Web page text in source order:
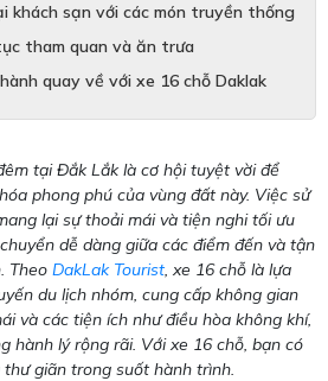
khách sạn với các món truyền thống
tham quan và ăn trưa
quay về với xe 16 chỗ Daklak
tại Đắk Lắk là cơ hội tuyệt vời để
phong phú của vùng đất này. Việc sử
lại sự thoải mái và tiện nghi tối ưu
dễ dàng giữa các điểm đến và tận
Theo DakLak Tourist, xe 16 chỗ là lựa
du lịch nhóm, cung cấp không gian
và các tiện ích như điều hòa không khí,
hành lý rộng rãi. Với xe 16 chỗ, bạn có
giãn trong suốt hành trình.